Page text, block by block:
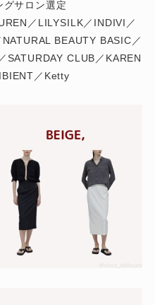
サロン選定
／LILYSILK／INDIVI／
BEAUTY BASIC／
SATURDAY CLUB／KAREN
／Ketty